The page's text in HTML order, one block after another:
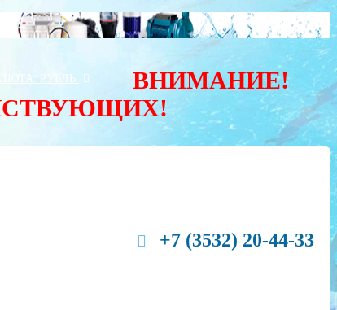
РУБЛЬ
ВНИМАНИЕ!
+7 (3532) 20-44-33